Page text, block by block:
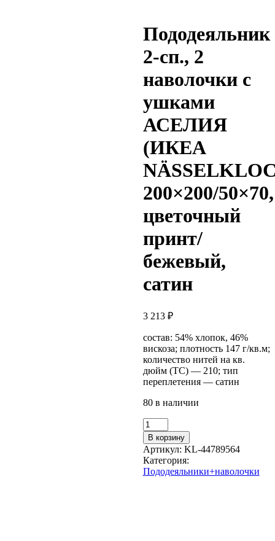
Пододеяльник
2-сп., 2
наволочки с
ушками
АСЕЛИЯ
(ИКЕА
200×200/50×70,
цветочный
принт/
бежевый,
сатин
3 213 ₽
состав: 54% хлопок, 46%
вискоза; плотность 147 г/кв.м;
количество нитей на кв.
дюйм (TC) — 210; тип
переплетения — сатин
80 в наличии
Количество
товара
Пододеяльник
2-
сп.,
2
В корзину
Артикул: KL-44789564
Категория:
Пододеяльники+наволочки